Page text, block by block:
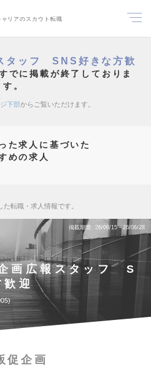
ャリアのスカウト転職
タッフ SNS好きな方歓
でに掲載が終了しておりま
す。
下部からご覧いただけます。
た求人に基づいた
めの求人
た転職・求人情報です。
掲載期間 26/06/15～26/06/28
画広報スタッフ S
歓迎
促企画